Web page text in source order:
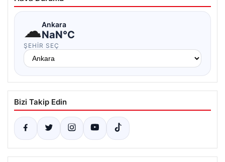
☁Ankara
NaN°C
ŞEHIR SEÇ
Bizi Takip Edin